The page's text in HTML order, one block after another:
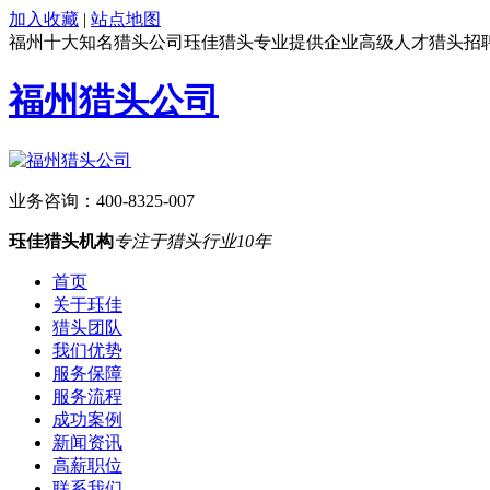
加入收藏 | 站点地图
福州十大知名猎头公司珏佳猎头专业提供企业高级人才猎头招
福州猎头公司
业务咨询： 400-8325-007
珏佳猎头机构专注于猎头行业10年
首页
关于珏佳
猎头团队
我们优势
服务保障
服务流程
成功案例
新闻资讯
高薪职位